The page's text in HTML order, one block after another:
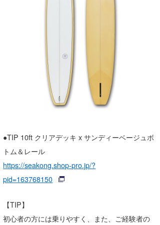
●TIP 10ft クリアデッキ x サンディーベージュボ
トム＆レール
https://seakong.shop-pro.jp/?
pid=163768150
【TIP】
初心者の方には乗りやすく、また、ご経験者の